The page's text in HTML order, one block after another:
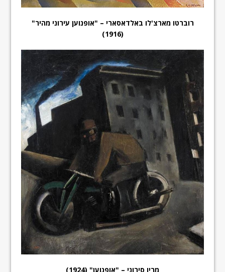
רוברטו מארצ'לו באלדאסארי – "אופנוען עירוני מהיר"
(1916)
מריו סירוני – "אופנוען" (1924)